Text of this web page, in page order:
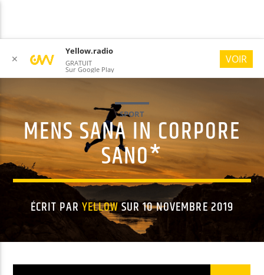
YELLOW RADIO
#ONLYGOODVIBES
SPORT
MENS SANA IN CORPORE
SANO*
ÉCRIT PARYELLOWSUR 10 NOVEMBRE 2019
✕
Yellow.radio
GRATUIT
Sur Google Play
VOIR